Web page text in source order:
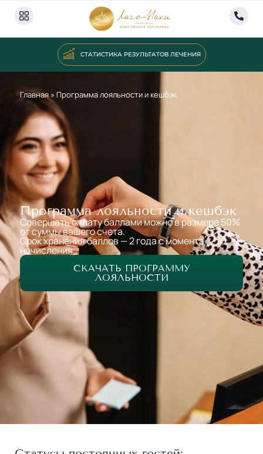
СТАТИСТИКА РЕЗУЛЬТАТОВ ЛЕЧЕНИЯ
Главная» Программа лояльности и кешбэк
Программа лояльности и кешбэк
Совершать оплату баллами можно в размере 50%
от суммы вашего счета.
Срок хранения баллов — 2 года с момента
начисления.
СКАЧАТЬ ПРОГРАММУ
ЛОЯЛЬНОСТИ